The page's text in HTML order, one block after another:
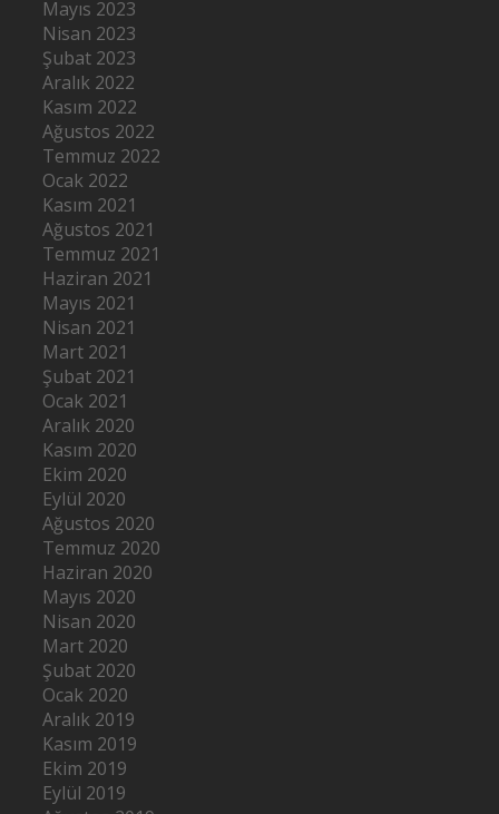
Mayıs 2023
Nisan 2023
Şubat 2023
Aralık 2022
Kasım 2022
Ağustos 2022
Temmuz 2022
Ocak 2022
Kasım 2021
Ağustos 2021
Temmuz 2021
Haziran 2021
Mayıs 2021
Nisan 2021
Mart 2021
Şubat 2021
Ocak 2021
Aralık 2020
Kasım 2020
Ekim 2020
Eylül 2020
Ağustos 2020
Temmuz 2020
Haziran 2020
Mayıs 2020
Nisan 2020
Mart 2020
Şubat 2020
Ocak 2020
Aralık 2019
Kasım 2019
Ekim 2019
Eylül 2019